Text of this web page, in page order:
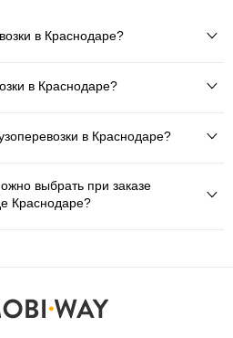
в Краснодаре?
в Краснодаре?
в Краснодаре?
выбрать при заказе
Краснодаре?